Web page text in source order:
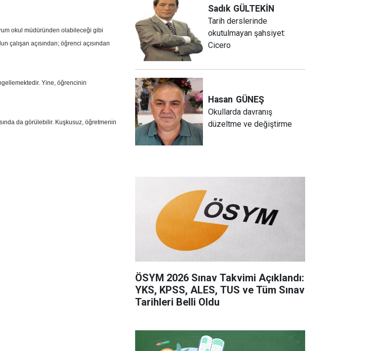
okul müdüründen olabileceği gibi
açısından; öğrenci açısından
Yine, öğrencinin
da görülebilir. Kuşkusuz, öğretmenin
Sadık GÜLTEKİN
Tarih derslerinde
okutulmayan şahsiyet:
Cicero
Hasan GÜNEŞ
Okullarda davranış
düzeltme ve değiştirme
ÖSYM 2026 Sınav Takvimi Açıklandı:
YKS, KPSS, ALES, TUS ve Tüm Sınav
Tarihleri Belli Oldu